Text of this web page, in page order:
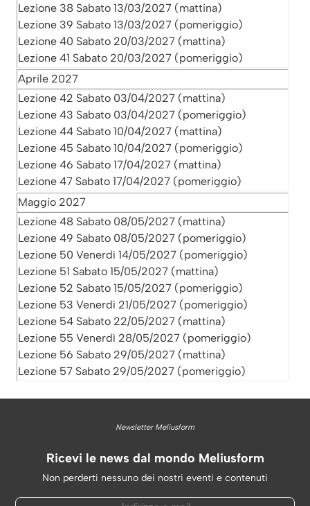
Lezione 38 Sabato 13/03/2027 (mattina)
Lezione 39 Sabato 13/03/2027 (pomeriggio)
Lezione 40 Sabato 20/03/2027 (mattina)
Lezione 41 Sabato 20/03/2027 (pomeriggio)
Aprile 2027
Lezione 42 Sabato 03/04/2027 (mattina)
Lezione 43 Sabato 03/04/2027 (pomeriggio)
Lezione 44 Sabato 10/04/2027 (mattina)
Lezione 45 Sabato 10/04/2027 (pomeriggio)
Lezione 46 Sabato 17/04/2027 (mattina)
Lezione 47 Sabato 17/04/2027 (pomeriggio)
Maggio 2027
Lezione 48 Sabato 08/05/2027 (mattina)
Lezione 49 Sabato 08/05/2027 (pomeriggio)
Lezione 50 Venerdì 14/05/2027 (pomeriggio)
Lezione 51 Sabato 15/05/2027 (mattina)
Lezione 52 Sabato 15/05/2027 (pomeriggio)
Lezione 53 Venerdì 21/05/2027 (pomeriggio)
Lezione 54 Sabato 22/05/2027 (mattina)
Lezione 55 Venerdì 28/05/2027 (pomeriggio)
Lezione 56 Sabato 29/05/2027 (mattina)
Lezione 57 Sabato 29/05/2027 (pomeriggio)
Newsletter Meliusform
Ricevi le news dal mondo Meliusform
Non perderti nessuno dei nostri eventi e contenuti